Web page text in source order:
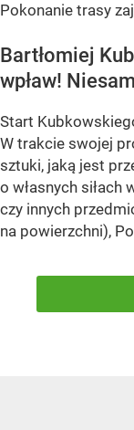
Pokonanie trasy
Bartłomiej
wpław!
Start
W trakcie swojej
sztuki, jaką jest
o własnych siłach
czy innych
na powierzchni),